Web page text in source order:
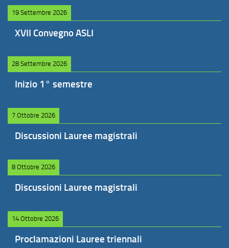
19 Settembre 2026
XVII Convegno ASLI
28 Settembre 2026
Inizio 1° semestre
7 Ottobre 2026
Discussioni Lauree magistrali
8 Ottobre 2026
Discussioni Lauree magistrali
14 Ottobre 2026
Proclamazioni Lauree triennali